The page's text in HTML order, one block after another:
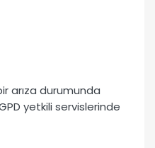
arıza durumunda
yetkili servislerinde